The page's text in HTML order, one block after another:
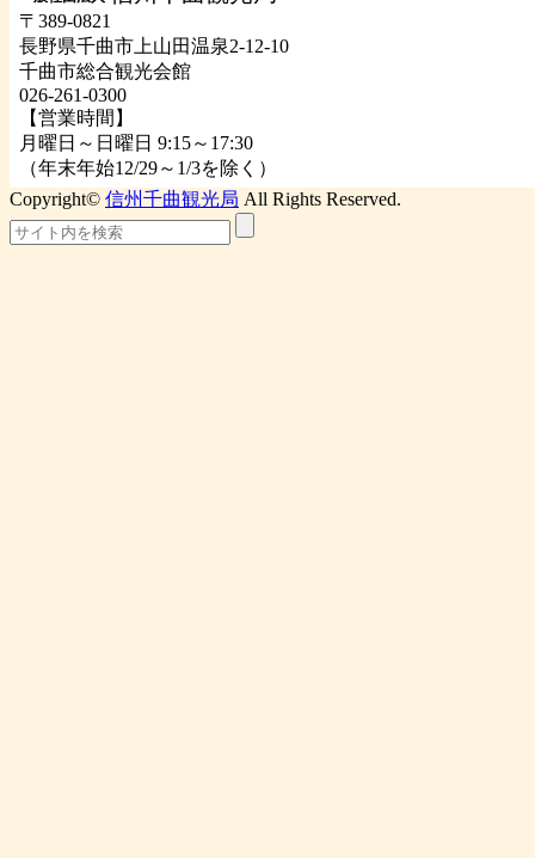
〒389-0821
長野県千曲市上山田温泉2-12-10
千曲市総合観光会館
026-261-0300
【営業時間】
月曜日～日曜日 9:15～17:30
（年末年始12/29～1/3を除く）
Copyright© 信州千曲観光局 All Rights Reserved.